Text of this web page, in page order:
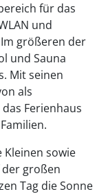
für das
und
größeren der
und Sauna
Mit seinen
als
Ferienhaus
Kleinen sowie
großen
Tag die Sonne